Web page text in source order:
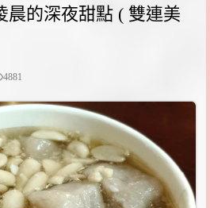
晨的深夜甜點 ( 雙連美
4881